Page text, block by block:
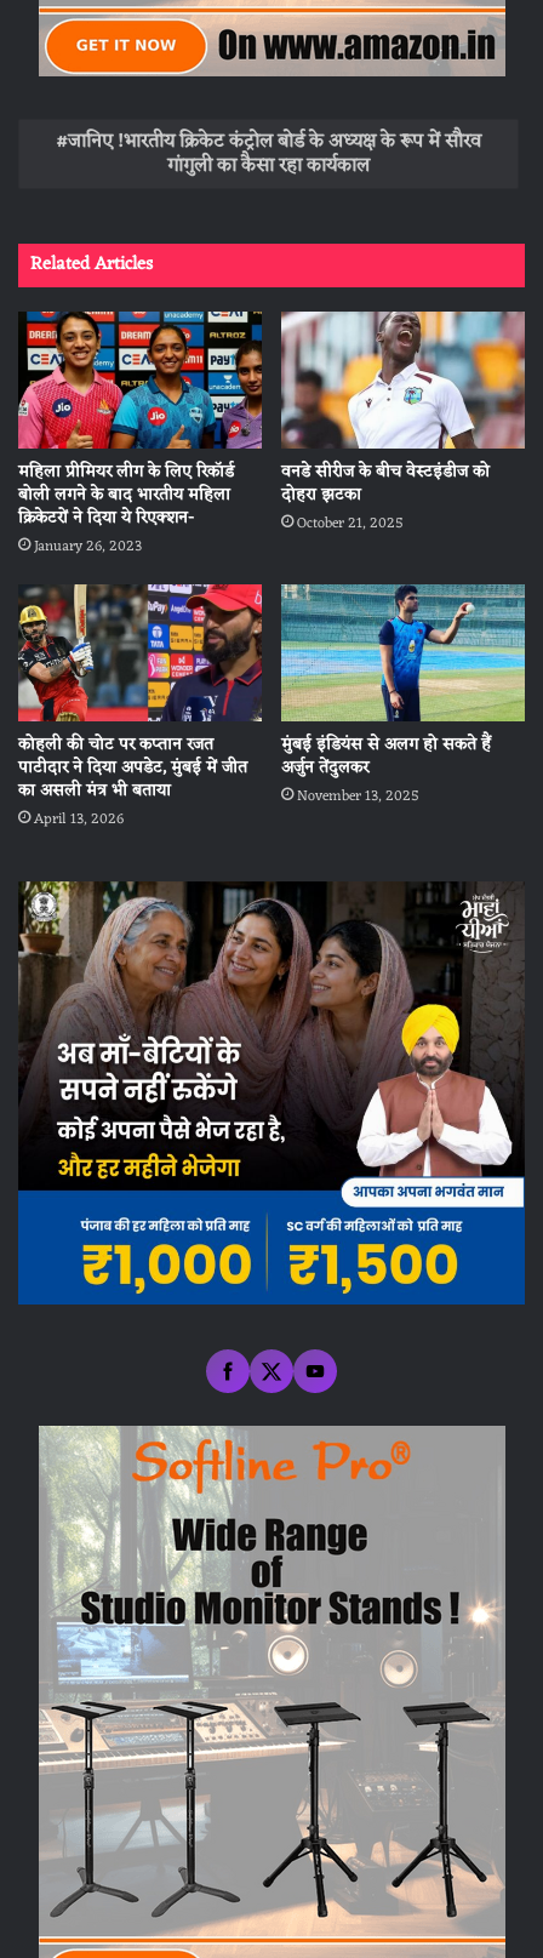
जानिए !भारतीय क्रिकेट कंट्रोल बोर्ड के अध्यक्ष के रूप में सौरव
गांगुली का कैसा रहा कार्यकाल
Related Articles
महिला प्रीमियर लीग के लिए रिकॉर्ड
बोली लगने के बाद भारतीय महिला
क्रिकेटरों ने दिया ये रिएक्‍शन-
January 26, 2023
वनडे सीरीज के बीच वेस्टइंडीज को
दोहरा झटका
October 21, 2025
कोहली की चोट पर कप्तान रजत
पाटीदार ने दिया अपडेट, मुंबई में जीत
का असली मंत्र भी बताया
April 13, 2026
मुंबई इंडियंस से अलग हो सकते हैं
अर्जुन तेंदुलकर
November 13, 2025